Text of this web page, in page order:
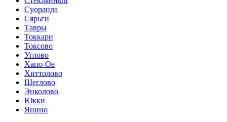
Суоранда
Сярьги
Тавры
Токкари
Токсово
Углово
Хапо-Ое
Хиттолово
Щеглово
Энколово
Юкки
Янино